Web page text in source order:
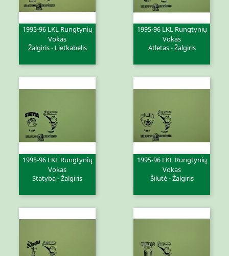
1995-96 LKL Rungtynių
Vokas
Žalgiris - Lietkabelis
1995-96 LKL Rungtynių
Vokas
Atletas - Žalgiris
1995-96 LKL Rungtynių
Vokas
Statyba - Žalgiris
1995-96 LKL Rungtynių
Vokas
Šilutė - Žalgiris